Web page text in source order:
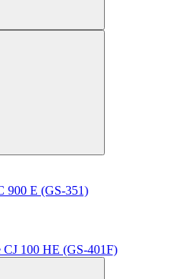
900 E (GS-351)